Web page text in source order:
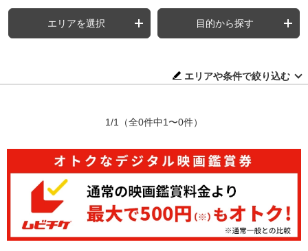
エリアを選択 目的から探す
エリアや条件で絞り込む
1/1 （全0件中1〜0件）